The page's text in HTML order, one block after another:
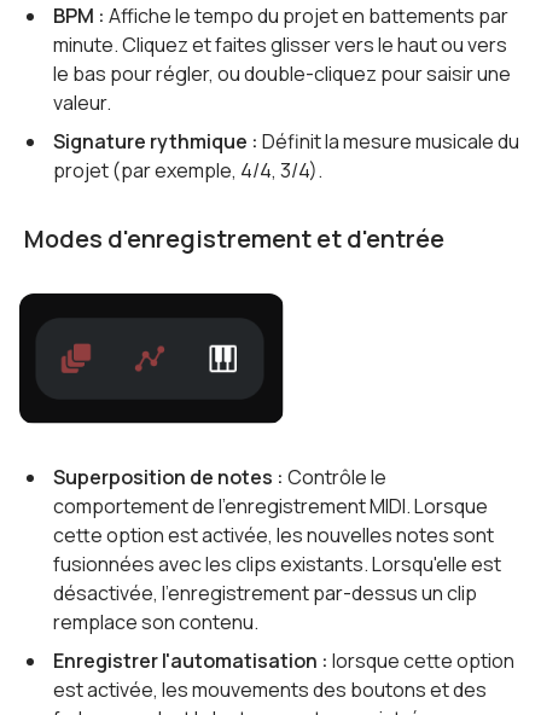
BPM : Affiche le tempo du projet en battements par
minute. Cliquez et faites glisser vers le haut ou vers
le bas pour régler, ou double-cliquez pour saisir une
valeur.
Signature rythmique : Définit la mesure musicale du
projet (par exemple, 4/4, 3/4).
Modes d'enregistrement et d'entrée
Superposition de notes : Contrôle le
comportement de l'enregistrement MIDI. Lorsque
cette option est activée, les nouvelles notes sont
fusionnées avec les clips existants. Lorsqu'elle est
désactivée, l'enregistrement par-dessus un clip
remplace son contenu.
Enregistrer l'automatisation : lorsque cette option
est activée, les mouvements des boutons et des